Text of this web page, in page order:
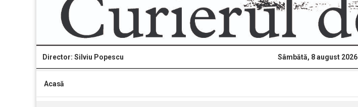
Director: Silviu Popescu Sâmbătă, 8 august 2026
Acasă